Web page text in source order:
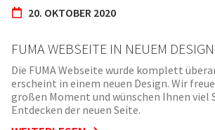
20. OKTOBER 2020
FUMA WEBSEITE IN NEUEM DESIGN
Die FUMA Webseite wurde komplett
erscheint in einem neuen Design. Wir
großen Moment und wünschen Ihnen viel
Entdecken der neuen Seite.